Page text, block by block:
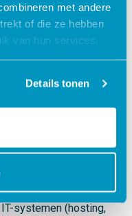
met andere
of die ze hebben
van hun services.
Details tonen
gevallen kan het niet
omdat:
belang;
volgende categorieën
systemen (hosting,